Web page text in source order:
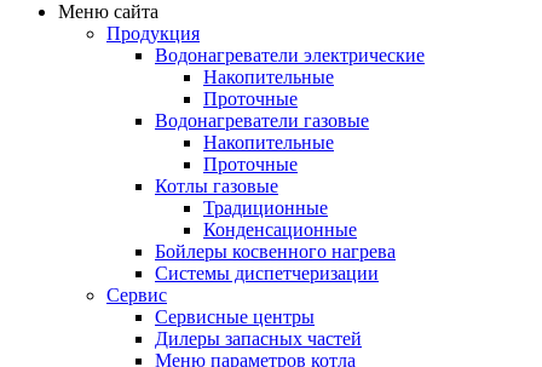
Меню сайта
Продукция
Водонагреватели электрические
Накопительные
Проточные
Водонагреватели газовые
Накопительные
Проточные
Котлы газовые
Традиционные
Конденсационные
Бойлеры косвенного нагрева
Системы диспетчеризации
Сервис
Сервисные центры
Дилеры запасных частей
Меню параметров котла